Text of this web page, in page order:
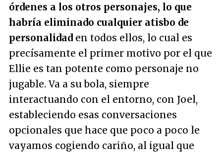
órdenes a los otros personajes, lo que
habría eliminado cualquier atisbo de
personalidad en todos ellos, lo cual es
precísamente el primer motivo por el que
Ellie es tan potente como personaje no
jugable. Va a su bola, siempre
interactuando con el entorno, con Joel,
estableciendo esas conversaciones
opcionales que hace que poco a poco le
vayamos cogiendo cariño, al igual que